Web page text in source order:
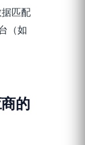
匹配
（如
的